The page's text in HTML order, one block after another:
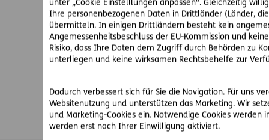
unter „Cookie Einstelllungen anpassen“. Gleichzeitig
Ihre personenbezogenen Daten in Drittländer (Länder,
übermitteln. In einigen Drittländern besteht kein
Angemessenheitsbeschluss der EU-Kommission und
Risiko, dass Ihre Daten dem Zugriff durch Behörden zu
unterliegen und keine wirksamen Rechtsbehelfe zur
Dadurch verbessert sich für Sie die Navigation. Für uns
Websitenutzung und unterstützen das Marketing. Wir
und Marketing-Cookies ein. Notwendige Cookies werden
werden erst nach Ihrer Einwilligung aktiviert.